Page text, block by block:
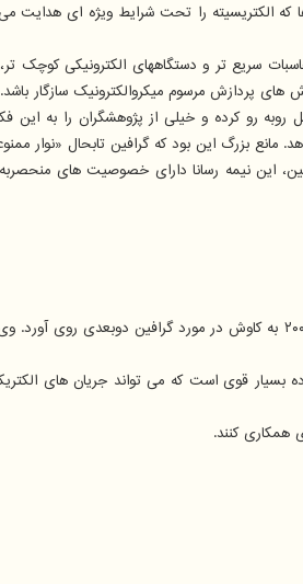
را تحت شرایط ویژه ای هدایت می
های پردازش مرسوم میکروالکترونیک
رو کرده و خیلی از پژوهشگران را به این
بزرگ این بود که گرافین تابحال «نوار
دی هیر در اوایل کار خود، به کاوش در مواد مبتنی بر کربن بعنوان نیمه رساناهای
قوی است که می تواند جریان های
همکاری کنند.